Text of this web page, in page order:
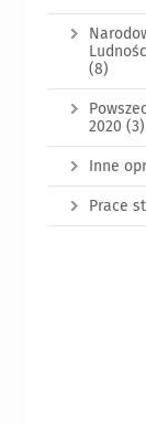
(8)
2020 (3)
Inne
Prace